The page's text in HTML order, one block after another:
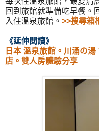
回到旅館就準備吃早餐。
入住溫泉旅館。 >>搜尋箱
《延伸閱讀》
日本 溫泉旅館。川涌の
店。雙人房體驗分享